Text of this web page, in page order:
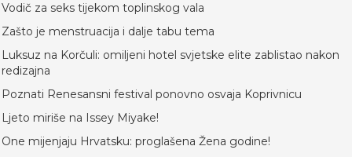
Vodič za seks tijekom toplinskog vala
Zašto je menstruacija i dalje tabu tema
Luksuz na Korčuli: omiljeni hotel svjetske elite zablistao nakon
redizajna
Poznati Renesansni festival ponovno osvaja Koprivnicu
Ljeto miriše na Issey Miyake!
One mijenjaju Hrvatsku: proglašena Žena godine!